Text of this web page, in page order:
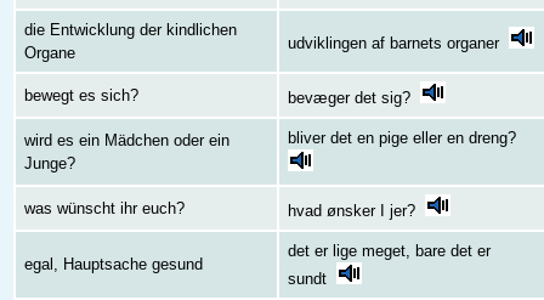
die Entwicklung der kindlichen
Organe
udviklingen af barnets organer
bewegt es sich? bevæger det sig?
wird es ein Mädchen oder ein
Junge?
bliver det en pige eller en dreng?
was wünscht ihr euch? hvad ønsker I jer?
egal, Hauptsache gesund
det er lige meget, bare det er
sundt